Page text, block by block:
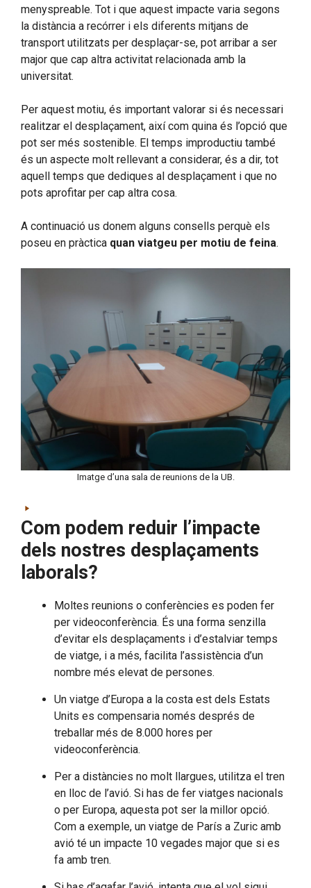
menyspreable. Tot i que aquest impacte varia segons
la distància a recórrer i els diferents mitjans de
transport utilitzats per desplaçar-se, pot arribar a ser
major que cap altra activitat relacionada amb la
universitat.
Per aquest motiu, és important valorar si és necessari
realitzar el desplaçament, així com quina és l’opció que
pot ser més sostenible. El temps improductiu també
és un aspecte molt rellevant a considerar, és a dir, tot
aquell temps que dediques al desplaçament i que no
pots aprofitar per cap altra cosa.
A continuació us donem alguns consells perquè els
poseu en pràctica quan viatgeu per motiu de feina.
Imatge d’una sala de reunions de la UB.
Com podem reduir l’impacte
dels nostres desplaçaments
laborals?
Moltes reunions o conferències es poden fer
per videoconferència. És una forma senzilla
d’evitar els desplaçaments i d’estalviar temps
de viatge, i a més, facilita l’assistència d’un
nombre més elevat de persones.
Un viatge d’Europa a la costa est dels Estats
Units es compensaria només després de
treballar més de 8.000 hores per
videoconferència.
Per a distàncies no molt llargues, utilitza el tren
en lloc de l’avió. Si has de fer viatges nacionals
o per Europa, aquesta pot ser la millor opció.
Com a exemple, un viatge de París a Zuric amb
avió té un impacte 10 vegades major que si es
fa amb tren.